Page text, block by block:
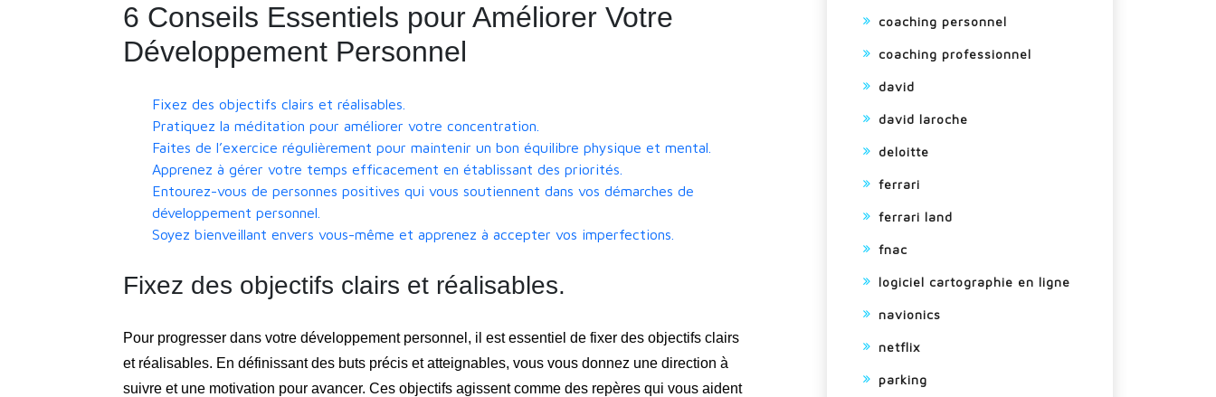
6 Conseils Essentiels pour Améliorer Votre
Développement Personnel
Fixez des objectifs clairs et réalisables.
Pratiquez la méditation pour améliorer votre concentration.
Faites de l’exercice régulièrement pour maintenir un bon équilibre physique et mental.
Apprenez à gérer votre temps efficacement en établissant des priorités.
Entourez-vous de personnes positives qui vous soutiennent dans vos démarches de
développement personnel.
Soyez bienveillant envers vous-même et apprenez à accepter vos imperfections.
Fixez des objectifs clairs et réalisables.
Pour progresser dans votre développement personnel, il est essentiel de fixer des objectifs clairs
et réalisables. En définissant des buts précis et atteignables, vous vous donnez une direction à
suivre et une motivation pour avancer. Ces objectifs agissent comme des repères qui vous aident
coaching personnel
coaching professionnel
david
david laroche
deloitte
ferrari
ferrari land
fnac
logiciel cartographie en ligne
navionics
netflix
parking